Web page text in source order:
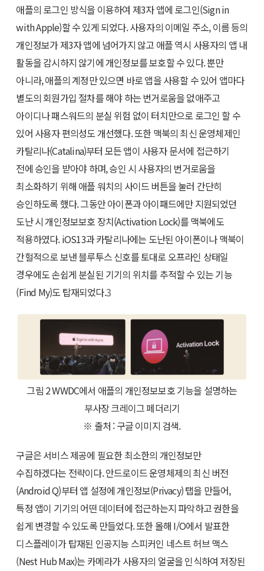
애플의 로그인 방식을 이용하여 제3자 앱에 로그인(Sign in
with Apple)할 수 있게 되었다. 사용자의 이메일 주소, 이름 등의
개인정보가 제3자 앱에 넘어가지 않고 애플 역시 사용자의 앱 내
활동을 감시하지 않기에 개인정보를 보호할 수 있다. 뿐만
아니라, 애플의 계정만 있으면 바로 앱을 사용할 수 있어 앱마다
별도의 회원가입 절차를 해야 하는 번거로움을 없애주고
아이디나 패스워드의 분실 위험 없이 터치만으로 로그인 할 수
있어 사용자 편의성도 개선했다. 또한 맥북의 최신 운영체제인
카탈리나(Catalina)부터 모든 앱이 사용자 문서에 접근하기
전에 승인을 받아야 하며, 승인 시 사용자의 번거로움을
최소화하기 위해 애플 워치의 사이드 버튼을 눌러 간단히
승인하도록 했다. 그동안 아이폰과 아이패드에만 지원되었던
도난 시 개인정보보호 장치(Activation Lock)를 맥북에도
적용하였다. iOS13과 카탈리나에는 도난된 아이폰이나 맥북이
간헐적으로 보낸 블루투스 신호를 토대로 오프라인 상태일
경우에도 손쉽게 분실된 기기의 위치를 추적할 수 있는 기능
(Find My)도 탑재되었다.3
그림 2 WWDC에서 애플의 개인정보보호 기능을 설명하는
부사장 크레이그 페더리기
※ 출처 : 구글 이미지 검색.
구글은 서비스 제공에 필요한 최소한의 개인정보만
수집하겠다는 전략이다. 안드로이드 운영체제의 최신 버전
(Android Q)부터 앱 설정에 개인정보(Privacy) 탭을 만들어,
특정 앱이 기기의 어떤 데이터에 접근하는지 파악하고 권한을
쉽게 변경할 수 있도록 만들었다. 또한 올해 I/O에서 발표한
디스플레이가 탑재된 인공지능 스피커인 네스트 허브 맥스
(Nest Hub Max)는 카메라가 사용자의 얼굴을 인식하여 저장된